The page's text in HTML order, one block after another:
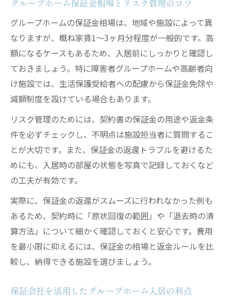
グループホーム保証金相場とリスク管理のコツ
グループホームの保証金相場は、地域や施設によって異
なりますが、概ね家賃1～3ヶ月分程度が一般的です。高
額になるケースもあるため、入居前にしっかりと確認し
ておきましょう。特に障害者グループホームや高齢者向
け施設では、生活保護受給者への配慮から保証金免除や
減額制度を設けている場合もあります。
リスク管理のためには、契約書の保証金の用途や返金条
件を必ずチェックし、不明点は施設担当者に質問するこ
とが大切です。また、保証金の返還トラブルを避けるた
めにも、入居時の部屋の状態を写真で記録しておくなど
の工夫が有効です。
実際に、保証金の返還がスムーズに行われなかった例も
あるため、契約時に「原状回復の範囲」や「退去時の清
算方法」について細かく確認しておくと安心です。費用
を最小限に抑えるには、保証金の相場と返金ルールを比
較し、納得できる施設を選びましょう。
保証会社を活用したグループホーム入居の利点